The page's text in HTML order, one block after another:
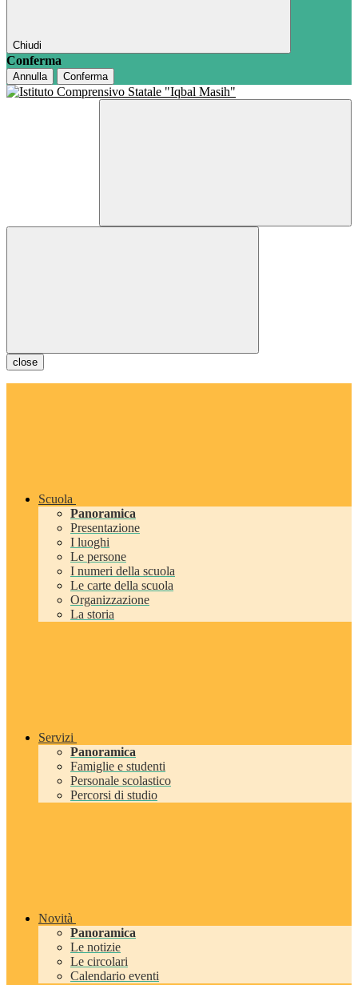
Chiudi
Conferma
Annulla Conferma
close
Scuola
Panoramica
Presentazione
I luoghi
Le persone
I numeri della scuola
Le carte della scuola
Organizzazione
La storia
Servizi
Panoramica
Famiglie e studenti
Personale scolastico
Percorsi di studio
Novità
Panoramica
Le notizie
Le circolari
Calendario eventi